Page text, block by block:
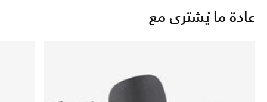
عادة ما يُشترى مع